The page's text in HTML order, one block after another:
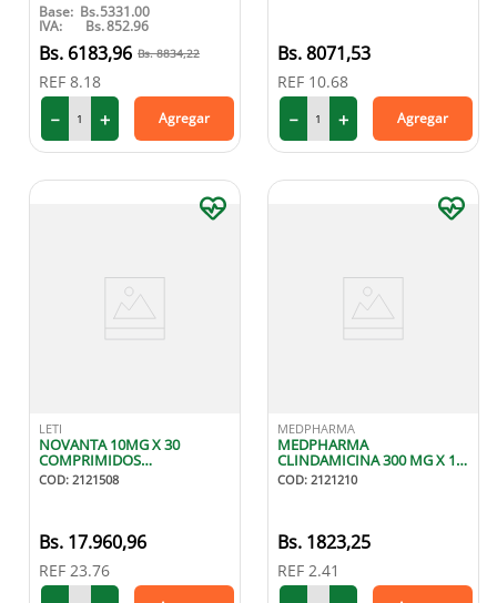
Base: Bs.5331.00
IVA: Bs.852.96
6183,96 8834,22
REF 8.18
＋
－ Agregar
8071,53
REF 10.68
＋
－ Agregar
LETI
NOVANTA 10MG X 30
COMPRIMIDOS
RECUBIERTOS
COD: 2121508
17.960,96
REF 23.76
MEDPHARMA
MEDPHARMA
CLINDAMICINA 300 MG X 10
CAPSULAS
COD: 2121210
1823,25
REF 2.41